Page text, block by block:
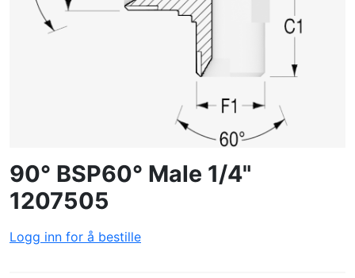
LOGG INN
90° BSP60° Male 1/4"
1207505
Logg inn for å bestille